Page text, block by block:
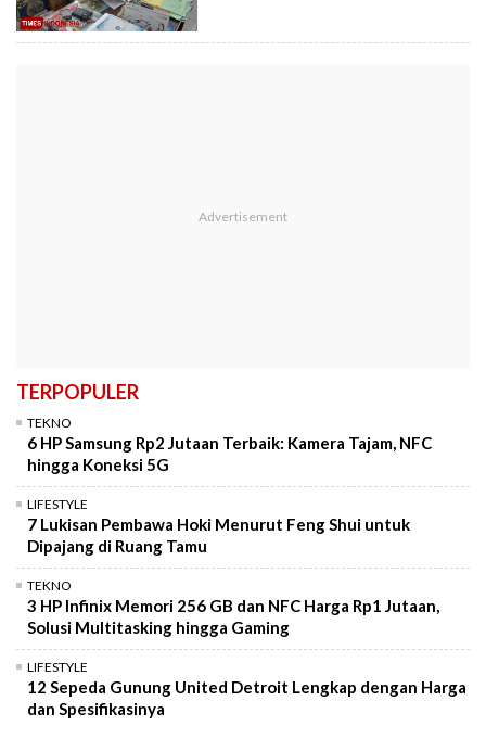
TERPOPULER
TEKNO
6 HP Samsung Rp2 Jutaan Terbaik: Kamera Tajam, NFC
hingga Koneksi 5G
LIFESTYLE
7 Lukisan Pembawa Hoki Menurut Feng Shui untuk
Dipajang di Ruang Tamu
TEKNO
3 HP Infinix Memori 256 GB dan NFC Harga Rp1 Jutaan,
Solusi Multitasking hingga Gaming
LIFESTYLE
12 Sepeda Gunung United Detroit Lengkap dengan Harga
dan Spesifikasinya